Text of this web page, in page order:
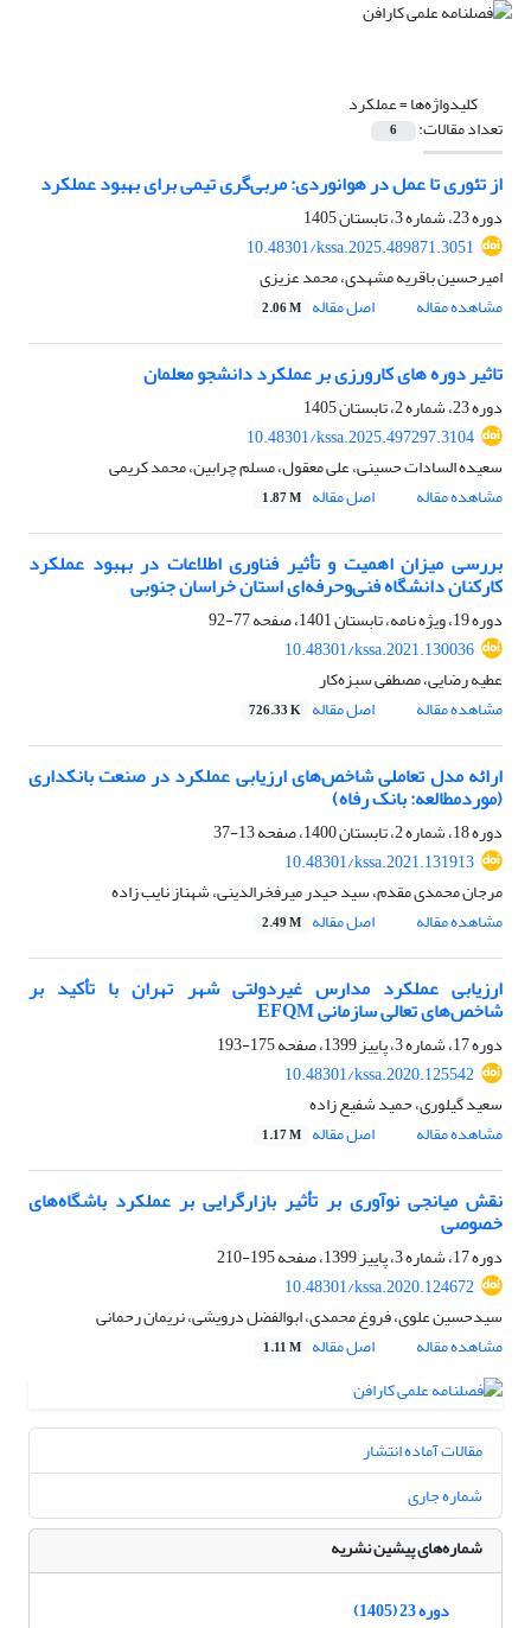
کلیدواژه‌ها =عملکرد
تعداد مقالات: 6
از تئوری تا عمل در هوانوردی: مربی‌گری تیمی برای بهبود عملکرد
دوره 23، شماره 3، تابستان 1405
10.48301/kssa.2025.489871.3051
امیرحسین باقریه مشهدی، محمد عزیزی
مشاهده مقاله
اصل مقاله 2.06 M
تاثیر دوره های کارورزی بر عملکرد دانشجو معلمان
دوره 23، شماره 2، تابستان 1405
10.48301/kssa.2025.497297.3104
سعیده السادات حسینی، علی معقول، مسلم چرابین، محمد کریمی
مشاهده مقاله
اصل مقاله 1.87 M
بررسی میزان اهمیت و تأثیر فناوری اطلاعات در بهبود عملکرد
کارکنان دانشگاه فنی‌وحرفه‌ای استان خراسان جنوبی
دوره 19، ویژه نامه، تابستان 1401، صفحه
77-92
10.48301/kssa.2021.130036
عطیه رضایی، مصطفی سبزه‌کار
مشاهده مقاله
اصل مقاله 726.33 K
ارائه مدل تعاملی شاخص‌های ارزیابی عملکرد در صنعت بانکداری
(موردمطالعه: بانک رفاه)
دوره 18، شماره 2، تابستان 1400، صفحه
13-37
10.48301/kssa.2021.131913
مرجان محمدی مقدم، سید حیدر میرفخرالدینی، شهناز نایب زاده
مشاهده مقاله
اصل مقاله 2.49 M
ارزیابی عملکرد مدارس غیردولتی شهر تهران با تأکید بر
شاخص‌های تعالی سازمانی EFQM
دوره 17، شماره 3، پاییز 1399، صفحه
175-193
10.48301/kssa.2020.125542
سعید گیلوری، حمید شفیع زاده
مشاهده مقاله
اصل مقاله 1.17 M
نقش میانجی نوآوری بر تأثیر بازارگرایی بر عملکرد باشگاه‌های
خصوصی
دوره 17، شماره 3، پاییز 1399، صفحه
195-210
10.48301/kssa.2020.124672
سیدحسین علوی، فروغ محمدی، ابوالفضل درویشی، نریمان رحمانی
مشاهده مقاله
اصل مقاله 1.11 M
مقالات آماده انتشار
شماره جاری
شماره‌های پیشین نشریه
دوره 23 (1405)